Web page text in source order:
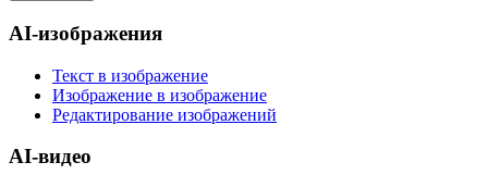
AI-изображения
Текст в изображение
Изображение в изображение
Редактирование изображений
AI-видео